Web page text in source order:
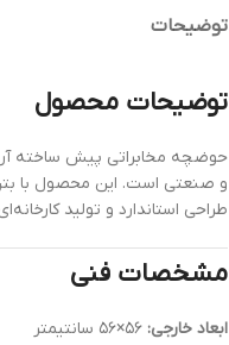
توضیحات
توضیحات محصول
حوضچه مخابراتی پیش ساخته
و صنعتی است. این محصول با
طراحی استاندارد و تولید
مشخصات فنی
ابعاد خارجی: ۵۶×۵۶ سانتیمتر